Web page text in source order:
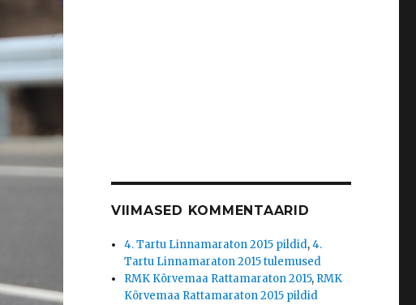
VIIMASED KOMMENTAARID
4. Tartu Linnamaraton 2015 pildid,4.
Tartu Linnamaraton 2015 tulemused
RMK Kõrvemaa Rattamaraton 2015, RMK
Kõrvemaa Rattamaraton 2015 pildid